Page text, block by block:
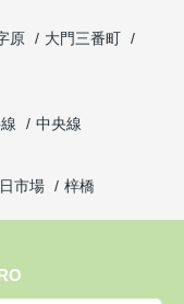
原
大門三番町
中央線
市場 梓橋